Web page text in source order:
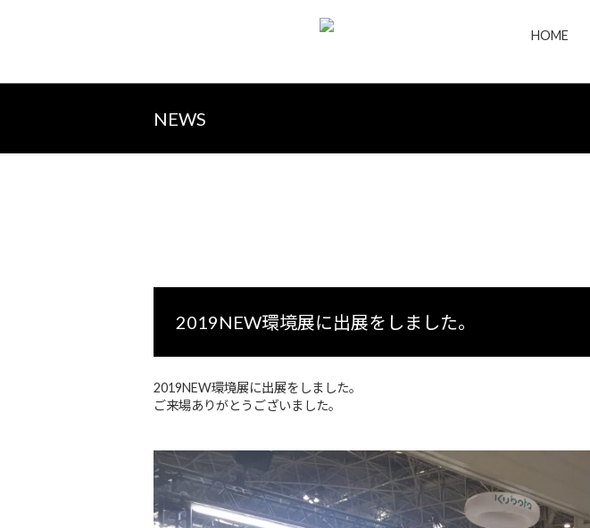
HOME
NEWS
2019NEW環境展に出展をしました。
2019NEW環境展に出展をしました。
ご来場ありがとうございました。